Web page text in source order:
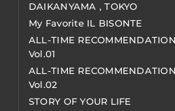
DAIKANYAMA , TOKYO
My Favorite IL BISONTE
ALL-TIME
Vol.01
ALL-TIME
Vol.02
STORY OF YOUR LIFE